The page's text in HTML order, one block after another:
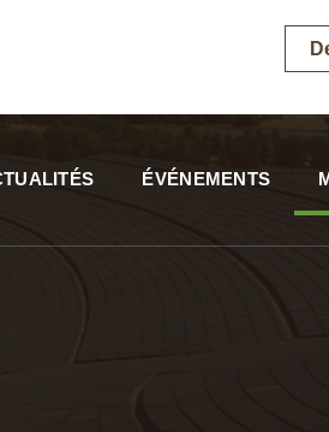
ÉVÉNEMENTS